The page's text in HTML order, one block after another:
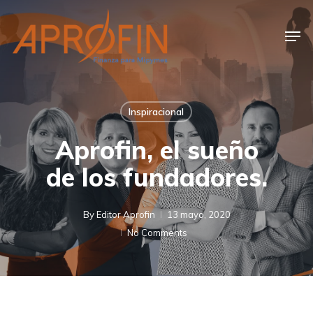
main
Inspiracional
Aprofin, el sueño
de los fundadores.
By Editor Aprofin
13 mayo, 2020
No Comments